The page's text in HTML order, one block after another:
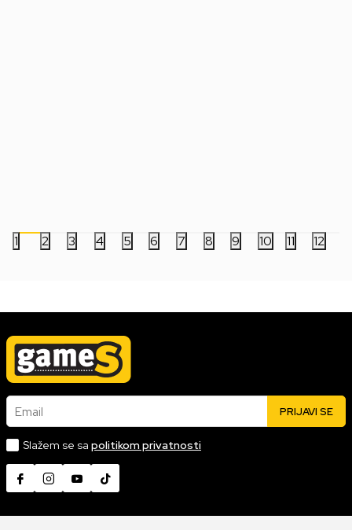
1 2 3 4 5 6 7 8 9 10 11 12
Email PRIJAVI SE
Slažem se sa politikom privatnosti